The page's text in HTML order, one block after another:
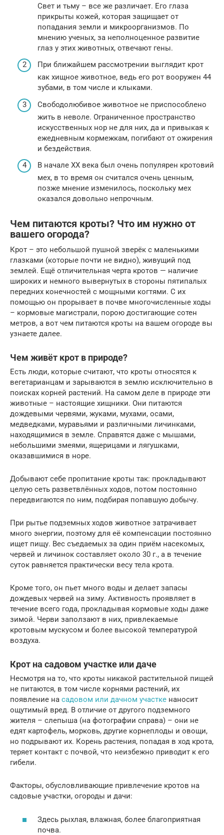
Свет и тьму – все же различает. Его глаза
прикрыты кожей, которая защищает от
попадания земли и микроорганизмов. По
мнению ученых, за неполноценное развитие
глаз у этих животных, отвечают гены.
При ближайшем рассмотрении выглядит крот
как хищное животное, ведь его рот вооружен 44
зубами, в том числе и клыками.
Свободолюбивое животное не приспособлено
жить в неволе. Ограниченное пространство
искусственных нор не для них, да и привыкая к
ежедневным кормежкам, погибают от ожирения
и бездействия.
В начале ХХ века был очень популярен кротовий
мех, в то время он считался очень ценным,
позже мнение изменилось, поскольку мех
оказался довольно непрочным.
Чем питаются кроты? Что им нужно от
вашего огорода?
Крот – это небольшой пушной зверёк с маленькими
глазками (которые почти не видно), живущий под
землей. Ещё отличительная черта кротов — наличие
широких и немного вывернутых в стороны пятипалых
передних конечностей с мощными когтями. С их
помощью он прорывает в почве многочисленные ходы
– кормовые магистрали, порою достигающие сотен
метров, а вот чем питаются кроты на вашем огороде вы
узнаете далее.
Чем живёт крот в природе?
Есть люди, которые считают, что кроты относятся к
вегетарианцам и зарываются в землю исключительно в
поисках корней растений. На самом деле в природе эти
животные – настоящие хищники. Они питаются
дождевыми червями, жуками, мухами, осами,
медведками, муравьями и различными личинками,
находящимися в земле. Справятся даже с мышами,
небольшими змеями, ящерицами и лягушками,
оказавшимися в норе.
Добывают себе пропитание кроты так: прокладывают
целую сеть разветвлённых ходов, потом постоянно
передвигаются по ним, подбирая попавшую добычу.
При рытье подземных ходов животное затрачивает
много энергии, поэтому для её компенсации постоянно
ищет пищу. Вес съедаемых за один приём насекомых,
червей и личинок составляет около 30 г., а в течение
суток равняется практически весу тела крота.
Кроме того, он пьет много воды и делает запасы
дождевых червей на зиму. Активность проявляет в
течение всего года, прокладывая кормовые ходы даже
зимой. Черви заползают в них, привлекаемые
кротовым мускусом и более высокой температурой
воздуха.
Крот на садовом участке или даче
Несмотря на то, что кроты никакой растительной пищей
не питаются, в том числе корнями растений, их
появление на садовом или дачном участке наносит
ощутимый вред. В отличие от другого подземного
жителя – слепыша (на фотографии справа) – они не
едят картофель, морковь, другие корнеплоды и овощи,
но подрывают их. Корень растения, попадая в ход крота,
теряет контакт с почвой, что неизбежно приводит к его
гибели.
Факторы, обусловливающие привлечение кротов на
садовые участки, огороды и дачи:
Здесь рыхлая, влажная, более благоприятная
почва.